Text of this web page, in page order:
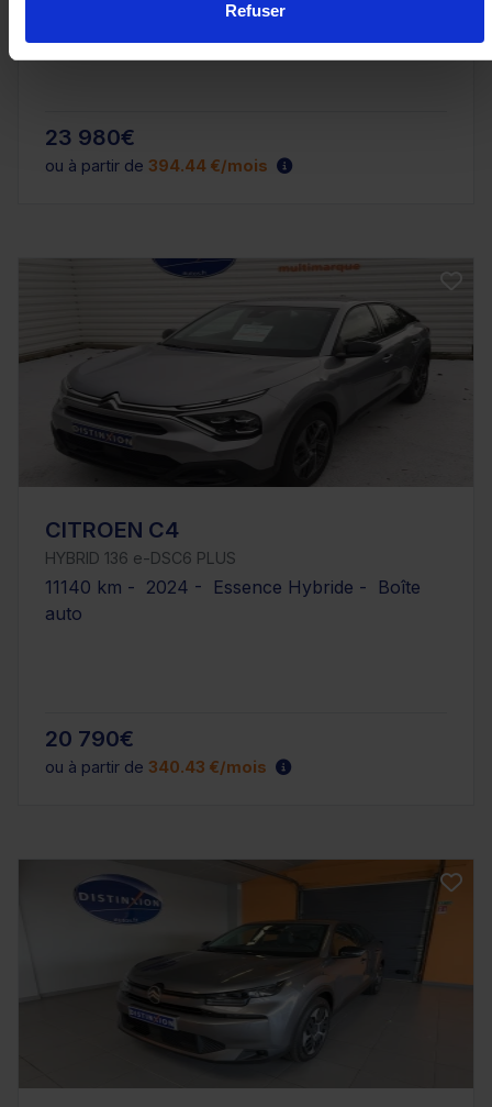
Refuser
27850 km - 2024 - Diesel - Boîte auto
23 980€
ou à partir de 394.44 €/mois
CITROEN C4
HYBRID 136 e-DSC6 PLUS
11140 km - 2024 - Essence Hybride - Boîte
auto
20 790€
ou à partir de 340.43 €/mois